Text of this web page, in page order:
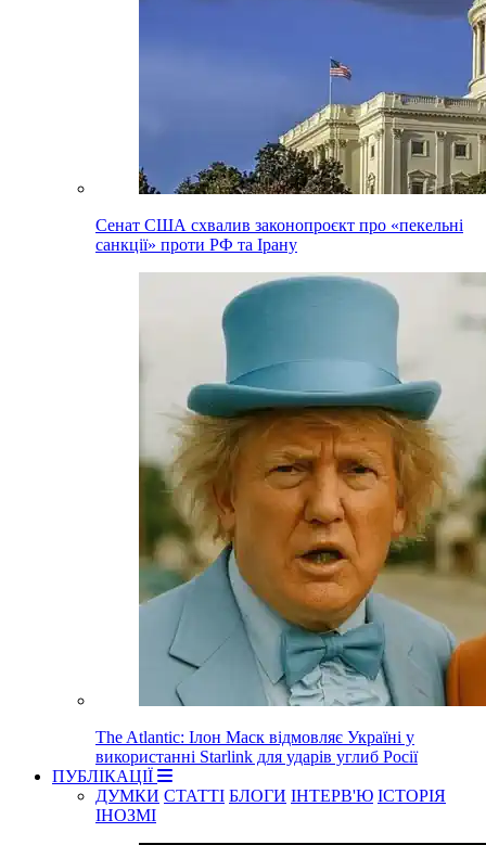
Сенат США схвалив законопроєкт про «пекельні
санкції» проти РФ та Ірану
The Atlantic: Ілон Маск відмовляє Україні у
використанні Starlink для ударів углиб Росії
ПУБЛІКАЦІЇ
ДУМКИ СТАТТІ БЛОГИ ІНТЕРВ'Ю ІСТОРІЯ
ІНОЗМІ